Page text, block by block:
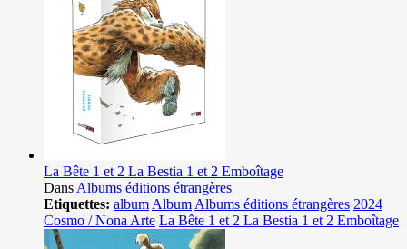
La Bête 1 et 2 La Bestia 1 et 2 Emboîtage
Dans Albums éditions étrangères
Etiquettes: album Album Albums éditions étrangères 2024
Cosmo / Nona Arte La Bête 1 et 2 La Bestia 1 et 2 Emboîtage